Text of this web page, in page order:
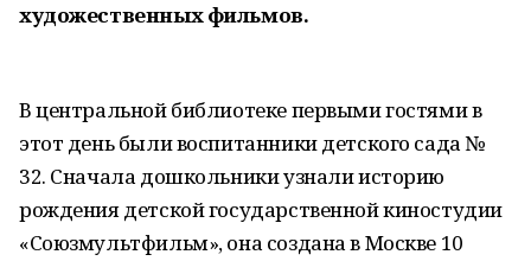
художественных фильмов.
В центральной библиотеке первыми гостями в
этот день были воспитанники детского сада №
32. Сначала дошкольники узнали историю
рождения детской государственной киностудии
«Союзмультфильм», она создана в Москве 10